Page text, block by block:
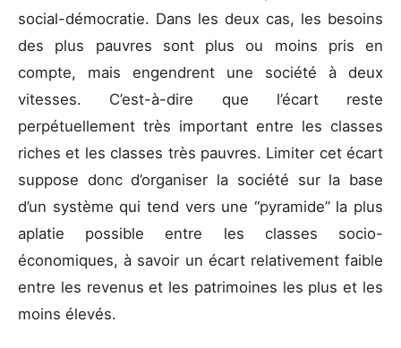
social-démocratie. Dans les deux cas, les besoins
des plus pauvres sont plus ou moins pris en
compte, mais engendrent une société à deux
vitesses. C’est-à-dire que l’écart reste
perpétuellement très important entre les classes
riches et les classes très pauvres. Limiter cet écart
suppose donc d’organiser la société sur la base
d’un système qui tend vers une “pyramide” la plus
aplatie possible entre les classes socio-
économiques, à savoir un écart relativement faible
entre les revenus et les patrimoines les plus et les
moins élevés.